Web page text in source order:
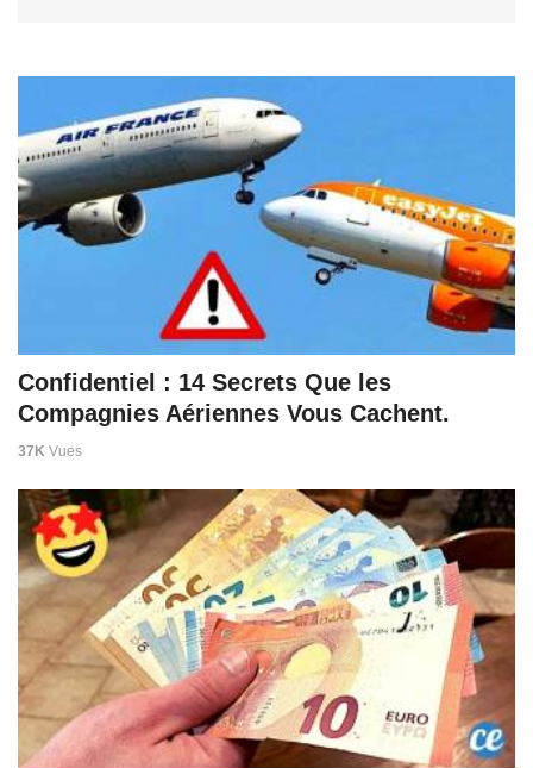
Confidentiel : 14 Secrets Que les
Compagnies Aériennes Vous Cachent.
37K Vues